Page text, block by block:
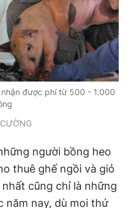
được phí từ 500 - 1.000
người bồng heo
thuê ghế ngồi và giỏ
cũng chỉ là những
năm nay, dù mọi thứ